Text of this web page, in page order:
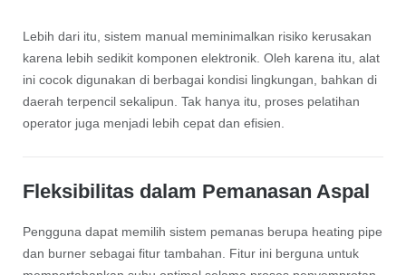
Lebih dari itu, sistem manual meminimalkan risiko kerusakan
karena lebih sedikit komponen elektronik. Oleh karena itu, alat
ini cocok digunakan di berbagai kondisi lingkungan, bahkan di
daerah terpencil sekalipun. Tak hanya itu, proses pelatihan
operator juga menjadi lebih cepat dan efisien.
Fleksibilitas dalam Pemanasan Aspal
Pengguna dapat memilih sistem pemanas berupa heating pipe
dan burner sebagai fitur tambahan. Fitur ini berguna untuk